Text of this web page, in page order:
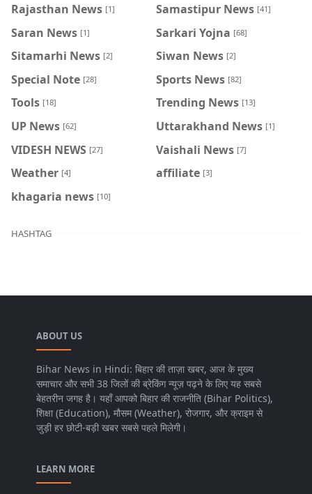
Rajasthan News [1] Samastipur News [41]
Saran News [1] Sarkari Yojna [68]
Sitamarhi News [2] Siwan News [2]
Special Note [28] Sports News [82]
Tools [18] Trending News [13]
UP News [62] Uttarakhand News [1]
VIDESH NEWS [27] Vaishali News [7]
Weather [4] affiliate [3]
khagaria news [10]
HASHTAG
ABOUT US
Bihar News in Hindi: बिहार की ताज़ा खबर, आज के मुख्य
समाचार और सभी 38 जिलों की ब्रेकिंग न्यूज़ पढ़ने के लिए यह सबसे
बेहतरीन जगह है। यहाँ आपको बिहार की राजनीति (Bihar Politics),
शिक्षा (Education), मौसम (Weather), रोजगार, और क्राइम से
जुड़ी हर छोटी-बड़ी खबर सबसे पहले मिलेगी।
LEARN MORE